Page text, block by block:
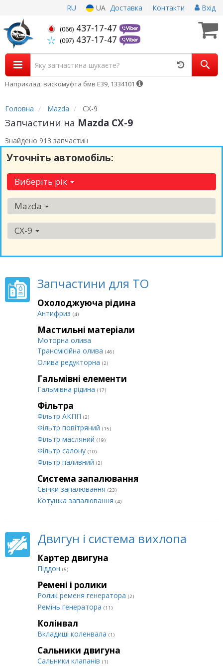
RU UA Доставка Контакти Вхід
(066) 437-17-47
(097) 437-17-47
Наприклад: вискомуфта бмв Е39, 1334101
Головна Mazda CX-9
Запчастини на Mazda CX-9
Знайдено 913 запчастин
Уточніть автомобіль:
Виберіть рік
Mazda
CX-9
Запчастини для ТО
Охолоджуюча рідина
Антифриз (4)
Мастильні матеріали
Моторна олива
Трансмісійна олива (46)
Олива редукторна (2)
Гальмівні елементи
Гальмівна рідина (17)
Фільтра
Фільтр АКПП (2)
Фільтр повітряний (15)
Фільтр масляний (19)
Фільтр салону (10)
Фільтр паливний (2)
Система запалювання
Свічки запалювання (23)
Котушка запалювання (4)
Двигун і система вихлопа
Картер двигуна
Піддон (5)
Ремені і ролики
Ролик ременя генератора (2)
Ремінь генератора (11)
Колінвал
Вкладиші коленвала (1)
Сальники двигуна
Сальники клапанів (1)